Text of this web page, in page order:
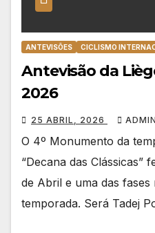
ANTEVISÕES CICLISMO
Antevisão da
2026
25 ABRIL, 2026 ADMIN
O 4º Monumento da
“Decana das Clássicas”
de Abril e uma das fases
temporada. Será Tadej